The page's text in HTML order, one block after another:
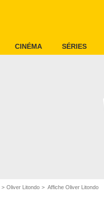
CINÉMA SÉRIES
Oliver Litondo Affiche Oliver Litondo